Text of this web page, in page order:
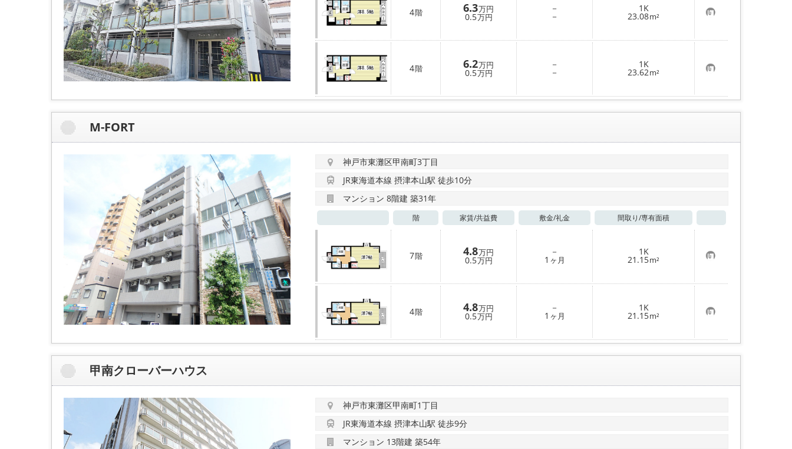
4階 6.3万円
0.5万円
－
－
1K
23.08m² お
気
に
入
り
登
録
4階 6.2万円
0.5万円
－
－
1K
23.62m² お
気
に
入
登
M-FORT
神戸市東灘区甲南町3丁目
JR東海道本線 摂津本山駅 徒歩10分
マンション 8階建 築31年
階 家賃/共益費 敷金/礼金 間取り/専有面積
7階 4.8万円
0.5万円
－
1 ヶ月
1K
21.15m² お
気
に
入
り
登
録
4階 4.8万円
0.5万円
－
1 ヶ月
1K
21.15m² お
気
に
入
登
甲南クローバーハウス
神戸市東灘区甲南町1丁目
JR東海道本線 摂津本山駅 徒歩9分
マンション 13階建 築54年